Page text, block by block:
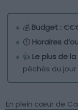
💰 Budget :
⏱️ Horaires
👍 Le plus de
pêchés du jour
En plein cœur de